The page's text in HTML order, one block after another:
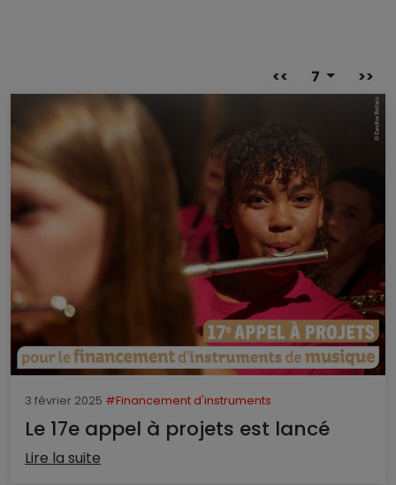
<< 7 >>
3 février 2025 #Financement d'instruments
Le 17e appel à projets est lancé
Lire la suite